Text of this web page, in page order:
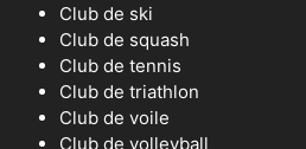
Club de ski
Club de squash
Club de tennis
Club de triathlon
Club de voile
Club de volleyball